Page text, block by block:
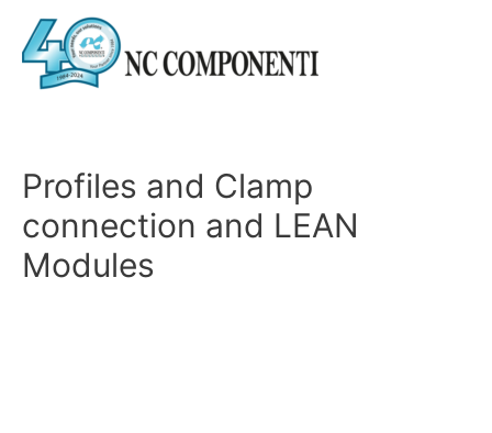
Profiles and Clamp
connection and LEAN
Modules